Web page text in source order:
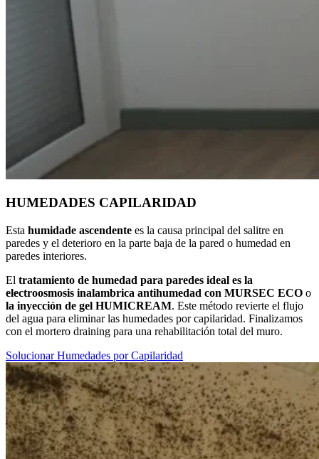
HUMEDADES CAPILARIDAD
Esta humidade ascendente es la causa principal del salitre en
paredes y el deterioro en la parte baja de la pared o humedad en
paredes interiores.
El tratamiento de humedad para paredes ideal es la
electroosmosis inalambrica antihumedad con MURSEC ECO o
la inyección de gel HUMICREAM. Este método revierte el flujo
del agua para eliminar las humedades por capilaridad. Finalizamos
con el mortero draining para una rehabilitación total del muro.
Solucionar Humedades por Capilaridad